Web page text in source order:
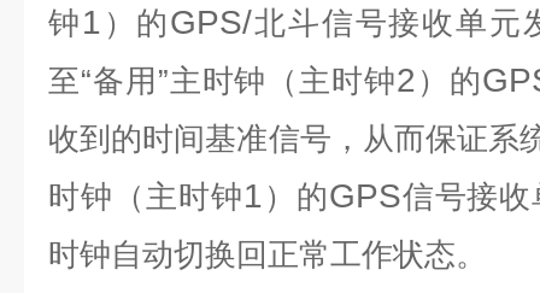
钟1 ）的GPS/北斗信号接收单元
至“备用”主时钟（主时钟2 ）的
收到的时间基准信号，从而保证系
时钟（主时钟1 ）的GPS信号接
时钟自动切换回正常工作状态。